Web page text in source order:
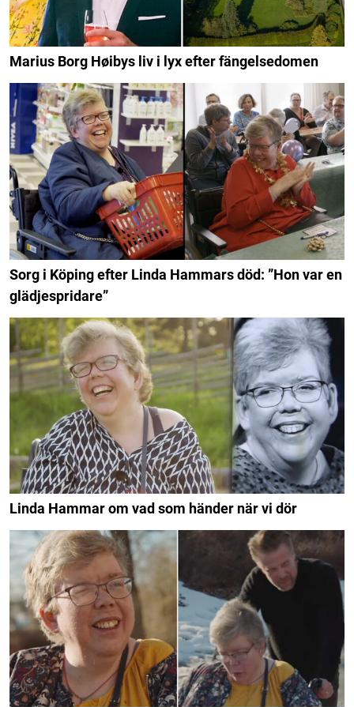
Marius Borg Høibys liv i lyx efter fängelsedomen
Sorg i Köping efter Linda Hammars död: ”Hon var en
glädjespridare”
Linda Hammar om vad som händer när vi dör